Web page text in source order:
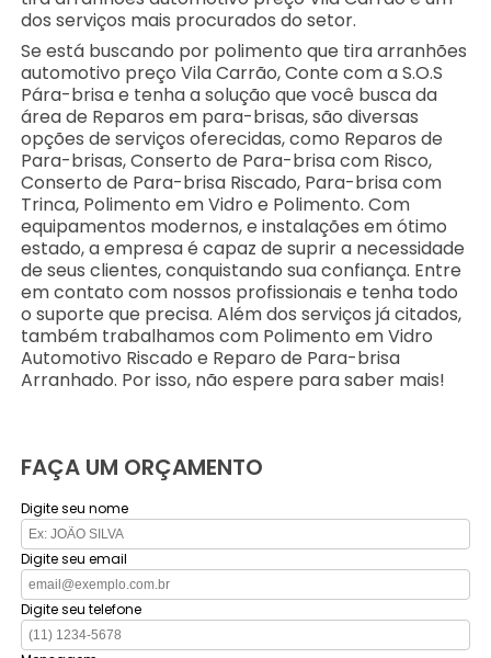
dos serviços mais procurados do setor.
Se está buscando por polimento que tira arranhões
automotivo preço Vila Carrão, Conte com a S.O.S
Pára-brisa e tenha a solução que você busca da
área de Reparos em para-brisas, são diversas
opções de serviços oferecidas, como Reparos de
Para-brisas, Conserto de Para-brisa com Risco,
Conserto de Para-brisa Riscado, Para-brisa com
Trinca, Polimento em Vidro e Polimento. Com
equipamentos modernos, e instalações em ótimo
estado, a empresa é capaz de suprir a necessidade
de seus clientes, conquistando sua confiança. Entre
em contato com nossos profissionais e tenha todo
o suporte que precisa. Além dos serviços já citados,
também trabalhamos com Polimento em Vidro
Automotivo Riscado e Reparo de Para-brisa
Arranhado. Por isso, não espere para saber mais!
FAÇA UM ORÇAMENTO
Digite seu nome
Digite seu email
Digite seu telefone